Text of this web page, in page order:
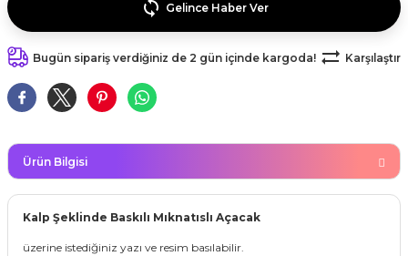
Süsleri
VE NİKAH Şekeri SARF
dişim
Gelince Haber Ver
Bugün sipariş verdiğiniz de 2 gün içinde kargoda! Karşılaştır
Ürün Bilgisi
Kalp Şeklinde Baskılı Mıknatıslı Açacak
üzerine istediğiniz yazı ve resim basılabilir.